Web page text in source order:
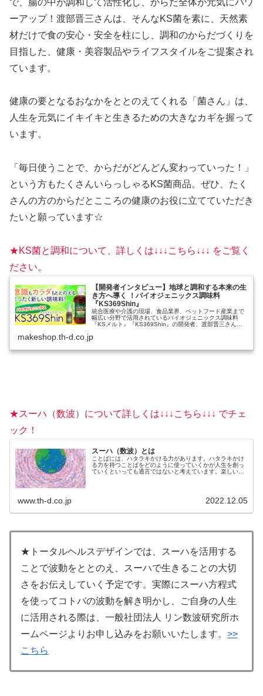
ーアップ！渡部晋三さんは、そんなKS菌を素に、天然素
材だけで食の安心・安全を柱にし、調和のからだづくりを
目指した、健康・美容製品やライフスタイルをご提案され
ています。
健康の要となるおなかをととのえてくれる「菌さん」は、
人生を元気にイキイキと生きるための大きなカギを握って
います。
「毎日使うことで、からだがどんどん変わっていった！」
という方もたくさんいらっしゃるKS菌商品。ぜひ、たく
さんの方のからだとこころの健康のお役に立てていただき
たいと願っています☆
★KS菌と調和について、詳しくは↓↓↓こちら↓↓↓ をご覧く
ださい。
【開発者インタビュー】地球と調和する本来の生
き方へ導く ！バイオジェニックス調味料
『KS369Shin』
統合医療や介護の現場、食品業界、ペットフード産業まで
幅広い分野で活用されているバイオジェニックス調味料
『KSメルト』『KS369Shin』の開発者、渡部晋三さんに
の方程式「数波波動分析π理
makeshop.th-d.co.jp
★スーハ（数波）について詳しくは↓↓↓こちら↓↓↓ でチェ
ック！
スーハ（数波）とは
ことばには、ハタラキかける力があります。ハタラキかけ
る力を持つことばをどのように使っていくかが人生を創っ
ていくといっても過言ではないと考えています。楽しいこ
www.th-d.co.jp 2022.12.05
★トータルヘルスデザインでは、スーハを活用する
ことで波動をととのえ、スーハで生きることの大切
さをお伝えしていく予定です。実際にスーハ方程式
を使ってコトバの波動を解き明かし、ご自身の人生
に活用される際は、一般社団法人 リン数波研究所ホ
ームページよりお申し込みをお願いいたします。 >>
こちら